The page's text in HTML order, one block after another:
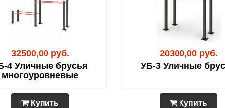
32500,00 руб.
4 Уличные брусья
многоуровневые
Купить
20300,00 руб.
УБ-3 Уличные
Купить